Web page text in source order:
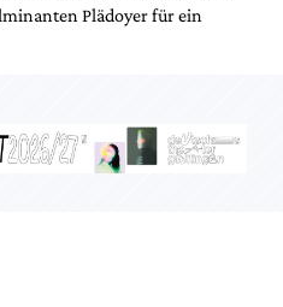
Plädoyer für ein